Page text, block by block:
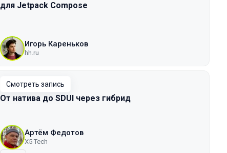
для Jetpack Compose
Игорь Кареньков
hh.ru
Смотреть запись
От натива до SDUI через гибрид
Артём Федотов
X5 Tech